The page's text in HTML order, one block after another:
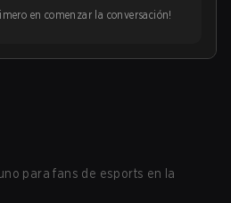
en comenzar la conversación!
para fans de esports en la